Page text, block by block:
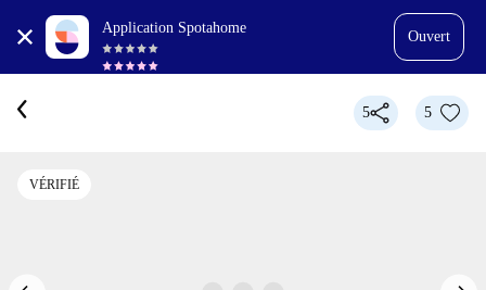
Application Spotahome
Ouvert
5 5
VÉRIFIÉ